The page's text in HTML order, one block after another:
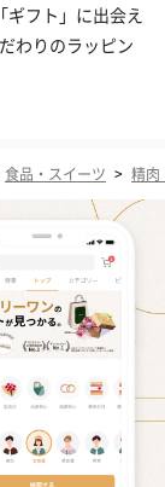
ギフト」に出会え
わりのラッピン
食品・スイーツ > 精肉